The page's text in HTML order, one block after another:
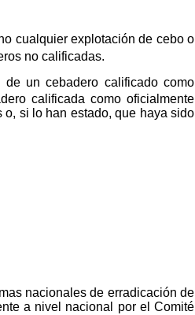
cualquier explotación de cebo o
no calificadas.
de un cebadero calificado como
calificada como oficialmente
si lo han estado, que haya sido
nacionales de erradicación de
a nivel nacional por el Comité